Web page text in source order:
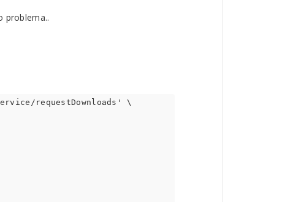
problema..
requestDownloads' \